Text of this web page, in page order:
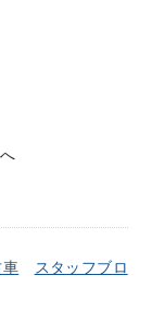
へ
車
スタッフブロ